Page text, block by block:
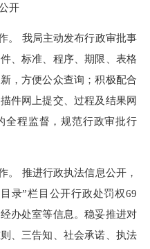
开
我局主动发布行政审批事
、标准、程序、期限、表格
，方便公众查询；积极配合
件网上提交、过程及结果网
全程监督，规范行政审批行
推进行政执法信息公开，
录”栏目公开行政处罚权69
办处室等信息。稳妥推进对
、三告知、社会承诺、执法